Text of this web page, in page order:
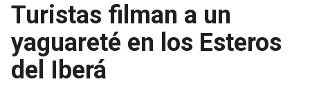
Turistas filman a un
yaguareté en los Esteros
del Iberá